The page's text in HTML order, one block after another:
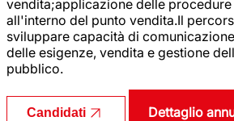
vendita;applicazione delle
all'interno del punto vendita.Il
sviluppare capacità di
delle esigenze, vendita e gestione
pubblico.
Candidati Dettaglio